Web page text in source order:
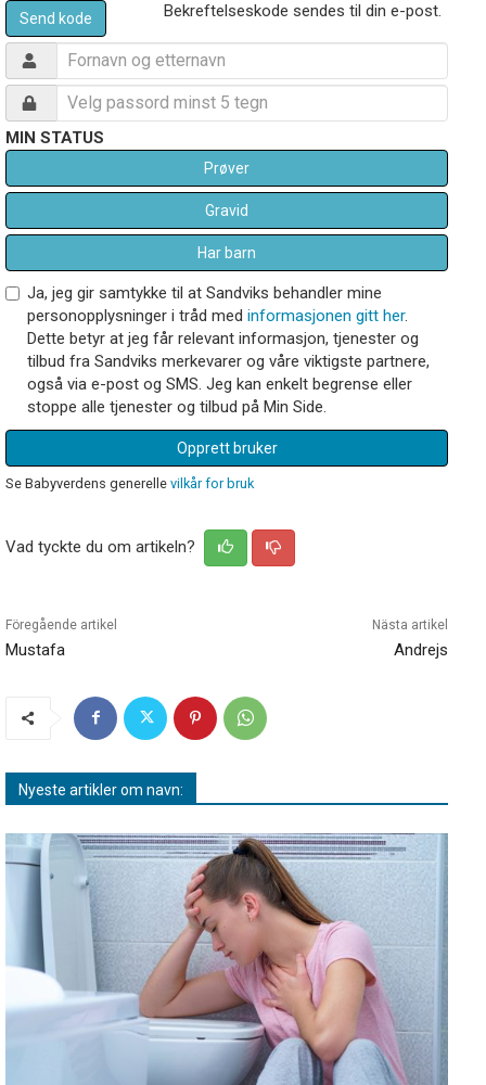
Send kode Bekreftelseskode sendes til din e-post.
MIN STATUS
Prøver
Gravid
Har barn
Ja, jeg gir samtykke til at Sandviks behandler mine
personopplysninger i tråd med informasjonen gitt her.
Dette betyr at jeg får relevant informasjon, tjenester og
tilbud fra Sandviks merkevarer og våre viktigste partnere,
også via e-post og SMS. Jeg kan enkelt begrense eller
stoppe alle tjenester og tilbud på Min Side.
Opprett bruker
Se Babyverdens generelle vilkår for bruk
Vad tyckte du om artikeln?
Föregående artikel
Mustafa
Nästa artikel
Andrejs
Nyeste artikler om navn: